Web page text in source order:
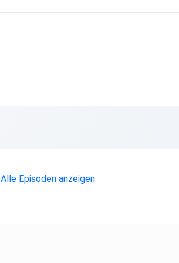
Alle Episoden anzeigen